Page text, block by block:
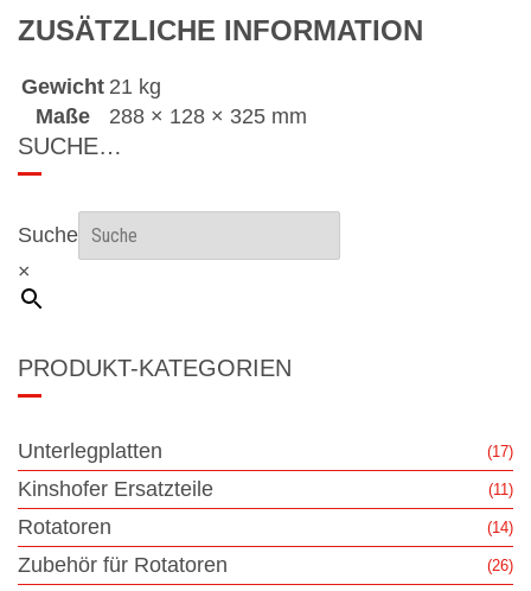
ZUSÄTZLICHE INFORMATION
Gewicht 21 kg
Maße
288 × 128 × 325 mm
SUCHE…
Suche
×
PRODUKT-KATEGORIEN
Unterlegplatten (17)
Kinshofer Ersatzteile (11)
Rotatoren (14)
Zubehör für Rotatoren (26)